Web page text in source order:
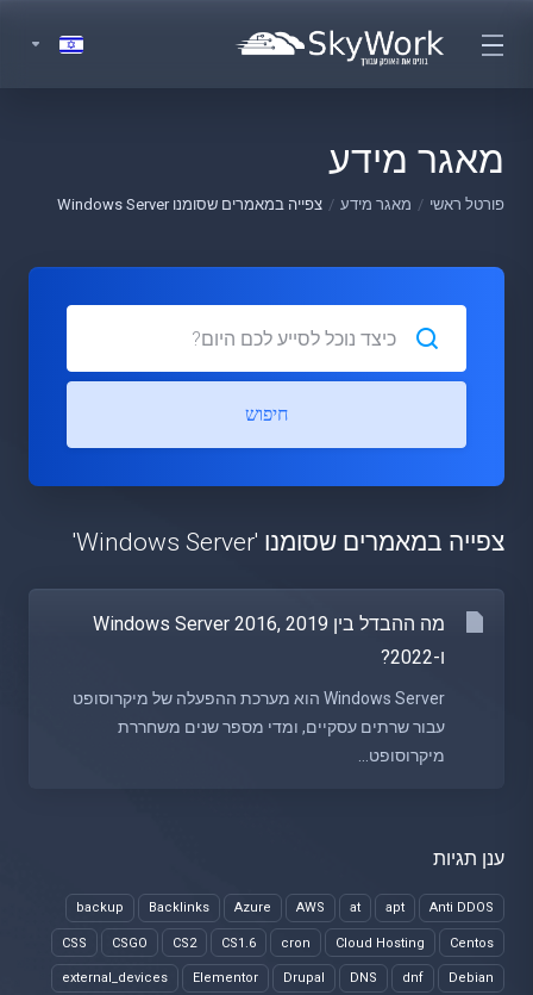
מאגר מידע
פורטל ראשי מאגר מידע צפייה במאמרים שסומנו Windows Server
ענן תגיות
Anti DDOS
apt
at
AWS
Azure
Backlinks
backup
Centos
Cloud Hosting
cron
CS1.6
CS2
CSGO
CSS
Debian
dnf
DNS
Drupal
Elementor
external_devices
חיפוש
צפייה במאמרים שסומנו 'Windows Server'
מה ההבדל בין Windows Server 2016, 2019
ו-2022?
Windows Server הוא מערכת ההפעלה של מיקרוסופט
עבור שרתים עסקיים, ומדי מספר שנים משחררת
מיקרוסופט...